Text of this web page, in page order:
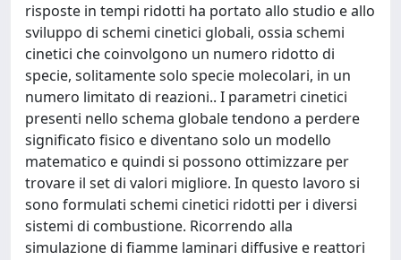
risposte in tempi ridotti ha portato allo studio e allo
sviluppo di schemi cinetici globali, ossia schemi
cinetici che coinvolgono un numero ridotto di
specie, solitamente solo specie molecolari, in un
numero limitato di reazioni.. I parametri cinetici
presenti nello schema globale tendono a perdere
significato fisico e diventano solo un modello
matematico e quindi si possono ottimizzare per
trovare il set di valori migliore. In questo lavoro si
sono formulati schemi cinetici ridotti per i diversi
sistemi di combustione. Ricorrendo alla
simulazione di fiamme laminari diffusive e reattori